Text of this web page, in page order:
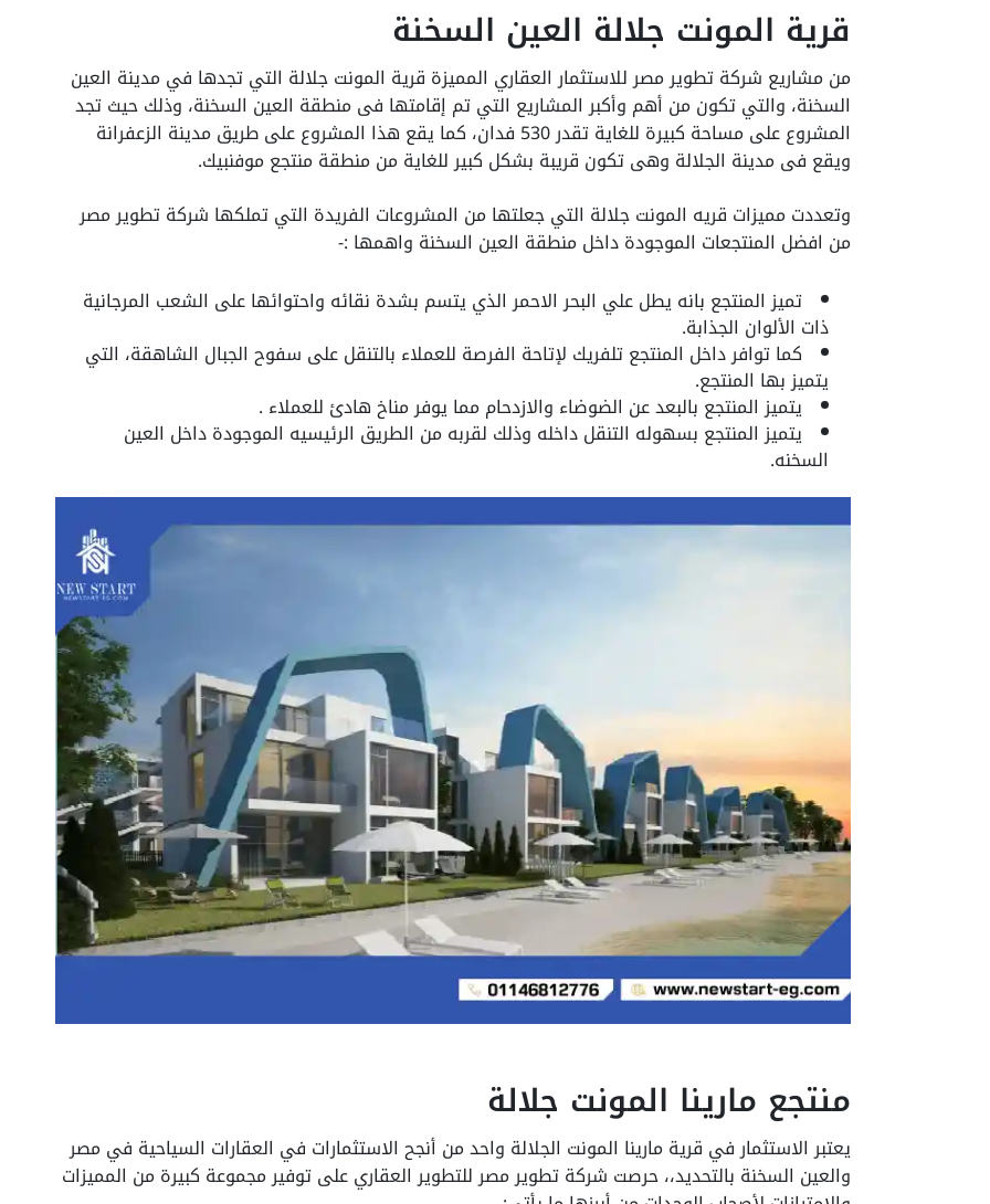
قرية المونت جلالة العين السخنة
من مشاريع شركة تطوير مصر للاستثمار العقاري المميزة قرية المونت جلالة التي تجدها في مدينة العين
السخنة، والتي تكون من أهم وأكبر المشاريع التي تم إقامتها فى منطقة العين السخنة، وذلك حيث تجد
المشروع على مساحة كبيرة للغاية تقدر 530 فدان، كما يقع هذا المشروع على طريق مدينة الزعفرانة
ويقع فى مدينة الجلالة وهى تكون قريبة بشكل كبير للغاية من منطقة منتجع موفنبيك.
وتعددت مميزات قريه المونت جلالة التي جعلتها من المشروعات الفريدة التي تملكها شركة تطوير مصر
من افضل المنتجعات الموجودة داخل منطقة العين السخنة واهمها :-
تميز المنتجع بانه يطل علي البحر الاحمر الذي يتسم بشدة نقائه واحتوائها على الشعب المرجانية
ذات الألوان الجذابة.
كما توافر داخل المنتجع تلفريك لإتاحة الفرصة للعملاء بالتنقل على سفوح الجبال الشاهقة، التي
يتميز بها المنتجع.
يتميز المنتجع بالبعد عن الضوضاء والازدحام مما يوفر مناخ هادئ للعملاء .
يتميز المنتجع بسهوله التنقل داخله وذلك لقربه من الطريق الرئيسيه الموجودة داخل العين
السخنه.
منتجع مارينا المونت جلالة
يعتبر الاستثمار في قرية مارينا المونت الجلالة واحد من أنجح الاستثمارات في العقارات السياحية في مصر
والعين السخنة بالتحديد،، حرصت شركة تطوير مصر للتطوير العقاري على توفير مجموعة كبيرة من المميزات